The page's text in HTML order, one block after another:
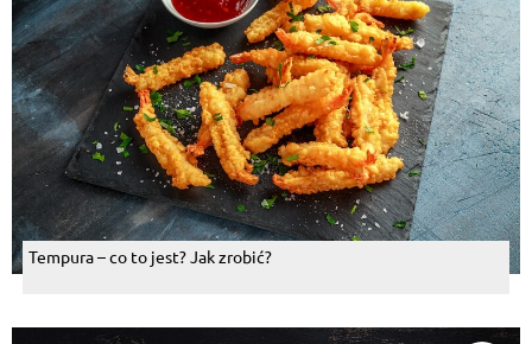
Tempura – co to jest? Jak zrobić?